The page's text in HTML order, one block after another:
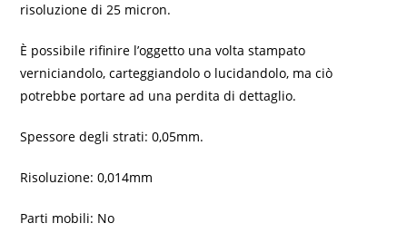
risoluzione di 25 micron.
È possibile rifinire l’oggetto una volta stampato
verniciandolo, carteggiandolo o lucidandolo, ma ciò
potrebbe portare ad una perdita di dettaglio.
Spessore degli strati: 0,05mm.
Risoluzione: 0,014mm
Parti mobili: No